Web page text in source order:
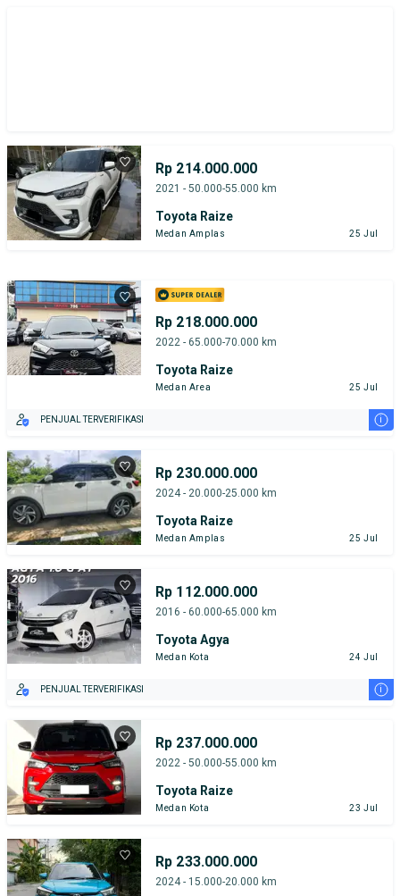
Rp 214.000.000
2021 - 50.000-55.000 km
Toyota Raize
Medan Amplas 25 Jul
Rp 218.000.000
2022 - 65.000-70.000 km
Toyota Raize
Medan Area 25 Jul
PENJUAL TERVERIFIKASI i
Rp 230.000.000
2024 - 20.000-25.000 km
Toyota Raize
Medan Amplas 25 Jul
Rp 112.000.000
2016 - 60.000-65.000 km
Toyota Agya
Medan Kota 24 Jul
PENJUAL TERVERIFIKASI i
Rp 237.000.000
2022 - 50.000-55.000 km
Toyota Raize
Medan Kota 23 Jul
Rp 233.000.000
2024 - 15.000-20.000 km